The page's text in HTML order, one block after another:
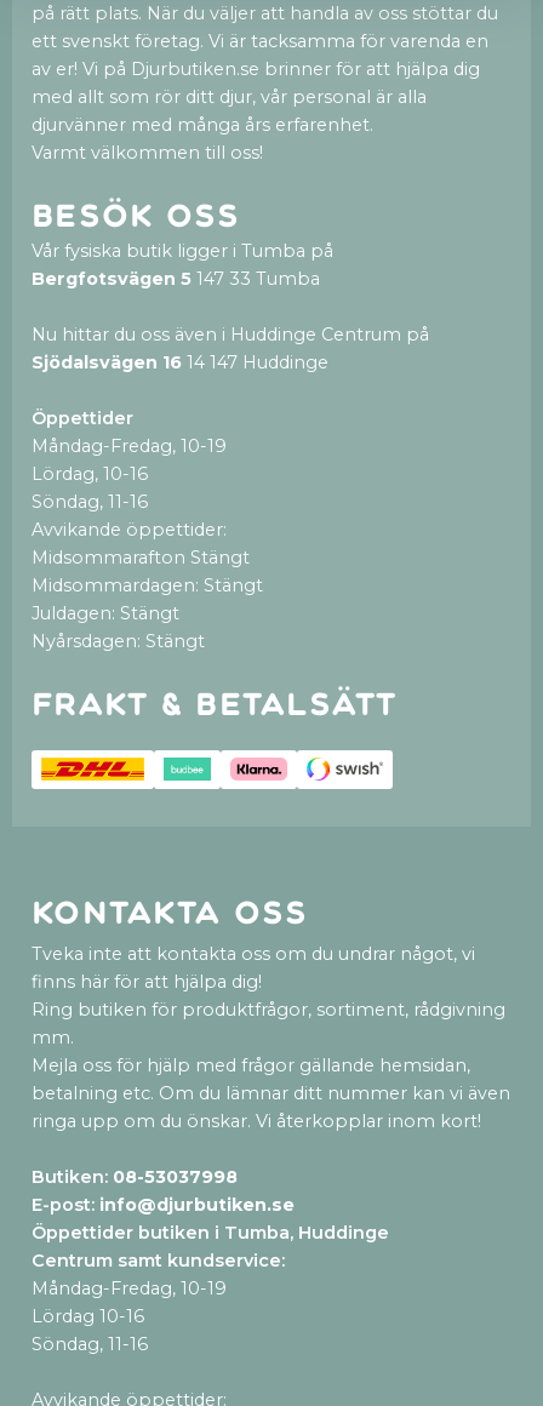
på rätt plats. När du väljer att handla av oss stöttar du
ett svenskt företag. Vi är tacksamma för varenda en
av er! Vi på Djurbutiken.se brinner för att hjälpa dig
med allt som rör ditt djur, vår personal är alla
djurvänner med många års erfarenhet.
Varmt välkommen till oss!
Besök oss
Vår fysiska butik ligger i Tumba på
Bergfotsvägen 5 147 33 Tumba
Nu hittar du oss även i Huddinge Centrum på
Sjödalsvägen 16 14 147 Huddinge
Öppettider
Måndag-Fredag, 10-19
Lördag, 10-16
Söndag, 11-16
Avvikande öppettider:
Midsommarafton Stängt
Midsommardagen: Stängt
Juldagen: Stängt
Nyårsdagen: Stängt
Frakt & betalsätt
Kontakta oss
Tveka inte att kontakta oss om du undrar något, vi
finns här för att hjälpa dig!
Ring butiken för produktfrågor, sortiment, rådgivning
mm.
Mejla oss för hjälp med frågor gällande hemsidan,
betalning etc. Om du lämnar ditt nummer kan vi även
ringa upp om du önskar. Vi återkopplar inom kort!
Butiken: 08-53037998
E-post: info@djurbutiken.se
Öppettider butiken i Tumba, Huddinge
Centrum samt kundservice:
Måndag-Fredag, 10-19
Lördag 10-16
Söndag, 11-16
Avvikande öppettider: